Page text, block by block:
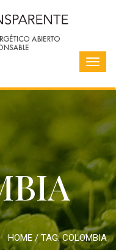
HOME/ TAG:COLOMBIA